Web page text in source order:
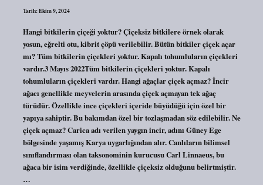
Tarih: Ekim 9, 2024
Hangi bitkilerin çiçeği yoktur? Çiçeksiz bitkilere örnek olarak
yosun, eğrelti otu, kibrit çöpü verilebilir. Bütün bitkiler çiçek açar
mı? Tüm bitkilerin çiçekleri yoktur. Kapalı tohumluların çiçekleri
vardır.3 Mayıs 2022Tüm bitkilerin çiçekleri yoktur. Kapalı
tohumluların çiçekleri vardır. Hangi ağaçlar çiçek açmaz? İncir
ağacı genellikle meyvelerin arasında çiçek açmayan tek ağaç
türüdür. Özellikle ince çiçekleri içeride büyüdüğü için özel bir
yapıya sahiptir. Bu bakımdan özel bir tozlaşmadan söz edilebilir. Ne
çiçek açmaz? Carica adı verilen yaygın incir, adını Güney Ege
bölgesinde yaşamış Karya uygarlığından alır. Canlıların bilimsel
sınıflandırması olan taksonominin kurucusu Carl Linnaeus, bu
ağaca bir isim verdiğinde, özellikle çiçeksiz olduğunu belirtmiştir.
…